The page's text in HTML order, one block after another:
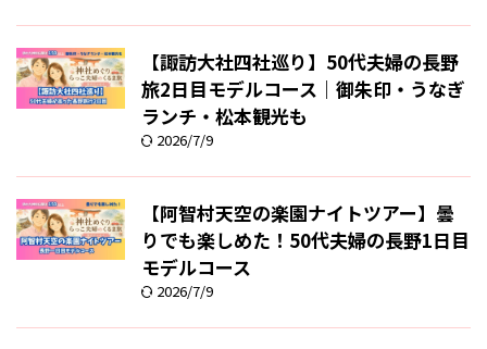
【諏訪大社四社巡り】50代夫婦の長野
旅2日目モデルコース｜御朱印・うなぎ
ランチ・松本観光も
2026/7/9
【阿智村天空の楽園ナイトツアー】曇
りでも楽しめた！50代夫婦の長野1日目
モデルコース
2026/7/9